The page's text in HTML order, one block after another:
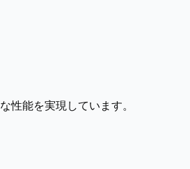
能を実現しています。